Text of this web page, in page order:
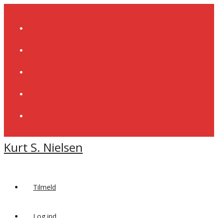
Kurt S. Nielsen
Tilmeld